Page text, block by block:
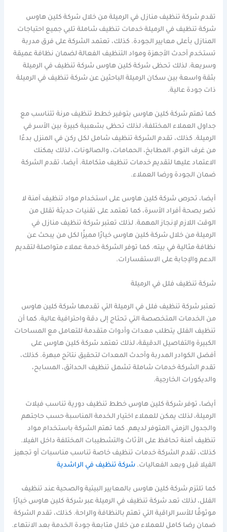
تقدم شركة تنظيف منازل في الرميلة من خلال شركة كلين هاوس
شركة تنظيف في الرميلة خدمات تنظيف شاملة تلبي جميع احتياجات
المنازل بأعلى معايير الجودة. كذلك، تعتمد الشركة على فرق مدربة
تستخدم أحدث الأجهزة ومواد التنظيف الفعالة لضمان نظافة عميقة
وسريعة. لذلك تحظى شركة كلين هاوس شركة تنظيف في الرميلة
بثقة واسعة بين سكان الرميلة الباحثين عن شركة تنظيف في الرميلة
ذات جودة عالية.
كما تهتم شركة كلين هاوس بتوفير خطط تنظيف مرنة تتناسب مع
جداول العملاء المختلفة، لذلك تحظى بشعبية كبيرة بين الأسر في
الرميلة. كذلك، تقدم الشركة تنظيف شامل لكل ركن في المنزل بدءًا
من غرف النوم، المطابخ، الحمامات، والصالونات، لذلك يمكنك
الاعتماد عليها لتقديم خدمات تنظيف متكاملة. أيضا، تقدم الشركة
ضمان الجودة ورضا العملاء.
أيضا، تحرص شركة كلين هاوس على استخدام مواد تنظيف آمنة لا
تضر بصحة أفراد الأسرة، كما تعتمد على تقنيات حديثة تقلل من
الوقت اللازم لإنجاز المهمة. لذلك تعتبر شركة تنظيف منازل في
الرميلة من خلال شركة كلين هاوس خيارًا مميزًا لكل من يبحث عن
نظافة مثالية في بيته. كما توفر الشركة خدمة عملاء متواصلة لتقديم
الدعم والإجابة على الاستفسارات.
شركة تنظيف فلل في الرميلة
تعتبر شركة تنظيف فلل في الرميلة التي تقدمها شركة كلين هاوس
من الخدمات المتخصصة التي تحتاج إلى دقة واحترافية عالية. كما أن
تنظيف الفلل يتطلب معدات وأدوات متقدمة للتعامل مع المساحات
الكبيرة والتفاصيل الدقيقة، لذلك تعتمد شركة كلين هاوس على
أفضل الكوادر المدربة وأحدث المعدات لتحقيق نتائج مبهرة. كذلك،
تقدم الشركة خدمات شاملة تشمل تنظيف الحدائق، المسابح،
والديكورات الخارجية.
أيضا، توفر شركة كلين هاوس خطط تنظيف دورية تناسب فيلات
الرميلة، لذلك يمكن للعملاء اختيار الخدمة المناسبة حسب حاجتهم
والجدول الزمني المتوفر لديهم. كما تهتم الشركة باستخدام مواد
تنظيف آمنة تحافظ على الأثاث والتشطيبات المختلفة داخل الفيلا.
كذلك، تقدم الشركة خدمات تنظيف خاصة تناسب مناسبات أو تجهيز
الفيلا قبل وبعد الفعاليات.شركة تنظيف في الراشدية
كما تلتزم شركة كلين هاوس بالمعايير البيئية والصحية عند تنظيف
الفلل، لذلك تعد شركة تنظيف في الرميلة عبر شركة كلين هاوس خيارًا
موثوقًا للأسر الراقية التي تهتم بالنظافة والراحة. كذلك، تقدم الشركة
ضمان رضا كامل للعملاء من خلال متابعة جودة الخدمة بعد الانتهاء.